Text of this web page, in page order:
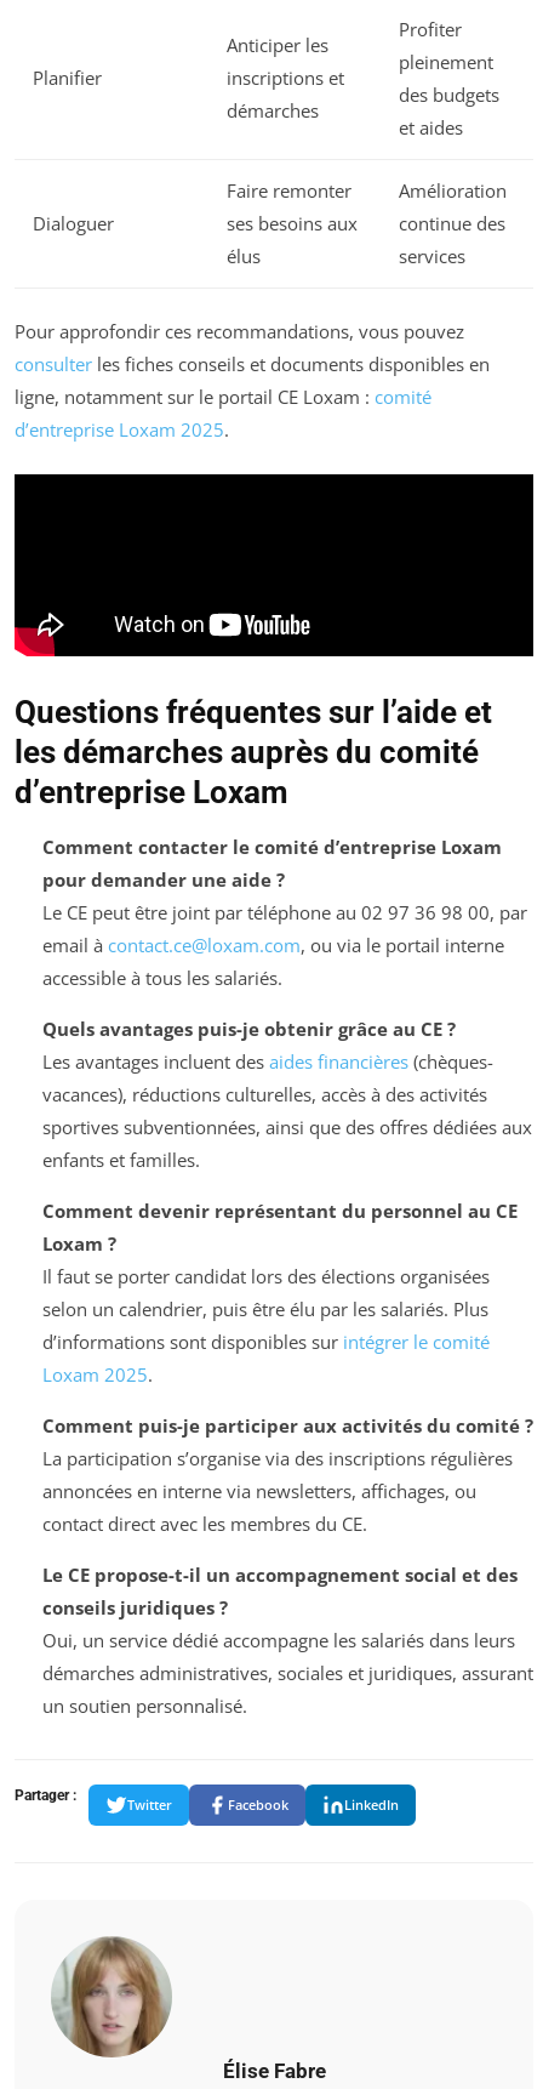
Planifier
Anticiper les
inscriptions et
démarches
Profiter
pleinement
des budgets
et aides
Dialoguer
Faire remonter
ses besoins aux
élus
Amélioration
continue des
services
Pour approfondir ces recommandations, vous pouvez
consulter les fiches conseils et documents disponibles en
ligne, notamment sur le portail CE Loxam : comité
d’entreprise Loxam 2025.
Questions fréquentes sur l’aide et
les démarches auprès du comité
d’entreprise Loxam
Comment contacter le comité d’entreprise Loxam
pour demander une aide ?
Le CE peut être joint par téléphone au 02 97 36 98 00, par
email à contact.ce@loxam.com, ou via le portail interne
accessible à tous les salariés.
Quels avantages puis-je obtenir grâce au CE ?
Les avantages incluent des aides financières(chèques-
vacances), réductions culturelles, accès à des activités
sportives subventionnées, ainsi que des offres dédiées aux
enfants et familles.
Comment devenir représentant du personnel au CE
Loxam ?
Il faut se porter candidat lors des élections organisées
selon un calendrier, puis être élu par les salariés. Plus
d’informations sont disponibles sur intégrer le comité
Loxam 2025.
Comment puis-je participer aux activités du comité ?
La participation s’organise via des inscriptions régulières
annoncées en interne via newsletters, affichages, ou
contact direct avec les membres du CE.
Le CE propose-t-il un accompagnement social et des
conseils juridiques ?
Oui, un service dédié accompagne les salariés dans leurs
démarches administratives, sociales et juridiques, assurant
un soutien personnalisé.
Partager :
Twitter Facebook LinkedIn
Élise Fabre